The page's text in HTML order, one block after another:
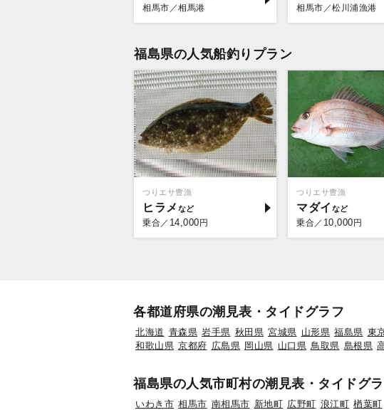
相馬市／相馬港 相馬市／松川浦漁港
福島県の人気船釣りプラン
つりエサ豊漁
ヒラメ
乗合／ 14,000 円
つりエサ豊漁
マダイ
乗合／ 10,000 円
各都道府県の潮見表・タイドグラフ
北海道 青森県 岩手県 秋田県 宮城県 山形県 福島県 東
和歌山県 京都府 広島県 岡山県 山口県 鳥取県 島根県
福島県の人気市町村の潮見表・タイドグ
いわき市 相馬市 南相馬市 新地町 広野町 浪江町 楢葉町